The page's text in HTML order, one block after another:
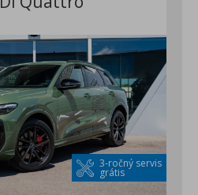
3-ročný servis
grátis